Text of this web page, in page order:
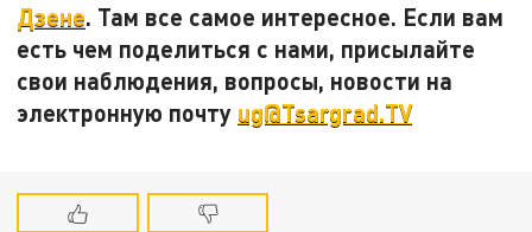
Дзене. Там все самое интересное. Если вам
есть чем поделиться с нами, присылайте
свои наблюдения, вопросы, новости на
электронную почту ug@Tsargrad.TV